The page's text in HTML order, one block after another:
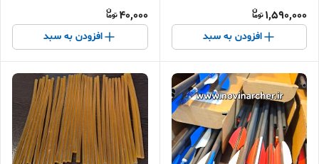
1,590,000
افزودن به سبد
40,000
افزودن به سبد